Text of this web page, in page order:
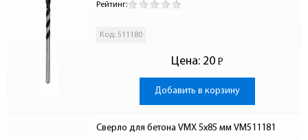
Рейтинг:
Код: 511180
Цена: 20 Р
-
Добавить в корзину
Сверло для бетона VMX 5х85 мм VM511181